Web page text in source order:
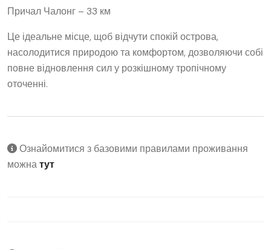
Причал Чалонг – 33 км
Це ідеальне місце, щоб відчути спокій острова,
насолодитися природою та комфортом, дозволяючи собі
повне відновлення сил у розкішному тропічному
оточенні.
Ознайомитися з базовими правилами проживання
можнатут